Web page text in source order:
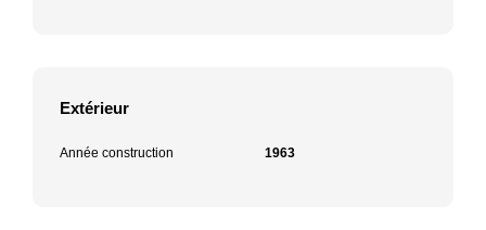
Extérieur
Année construction 1963